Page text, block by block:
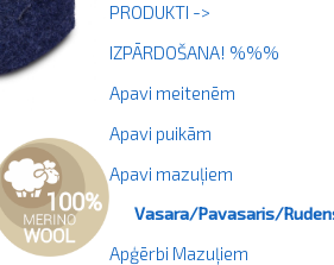
PRODUKTI ->
IZPĀRDOŠANA! %%%
Apavi meitenēm
Apavi puikām
Apavi mazuļiem
Vasara/Pavasaris/
Apģērbi Mazuļiem